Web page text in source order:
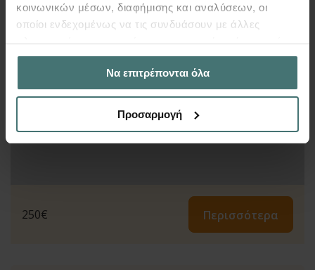
κοινωνικών μέσων, διαφήμισης και αναλύσεων, οι
οποίοι ενδεχομένως να τις συνδυάσουν με άλλες
πληροφορίες που τους έχετε παραχωρήσει ή τις οποίες
έχουν συλλέξει σε σχέση με την από μέρους σας χρήση
των υπηρεσιών τους.Να επιτρέπονται όλα
Προσαρμογή
250€ Περισσότερα